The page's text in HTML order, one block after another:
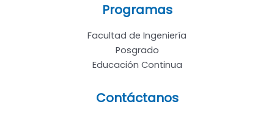
Programas
Facultad de Ingeniería
Posgrado
Educación Continua
Contáctanos